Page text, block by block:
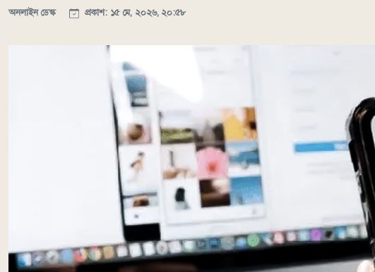
অনলাইন ডেস্ক প্রকাশ: ১৫ মে, ২০২৬, ২০:৫৮